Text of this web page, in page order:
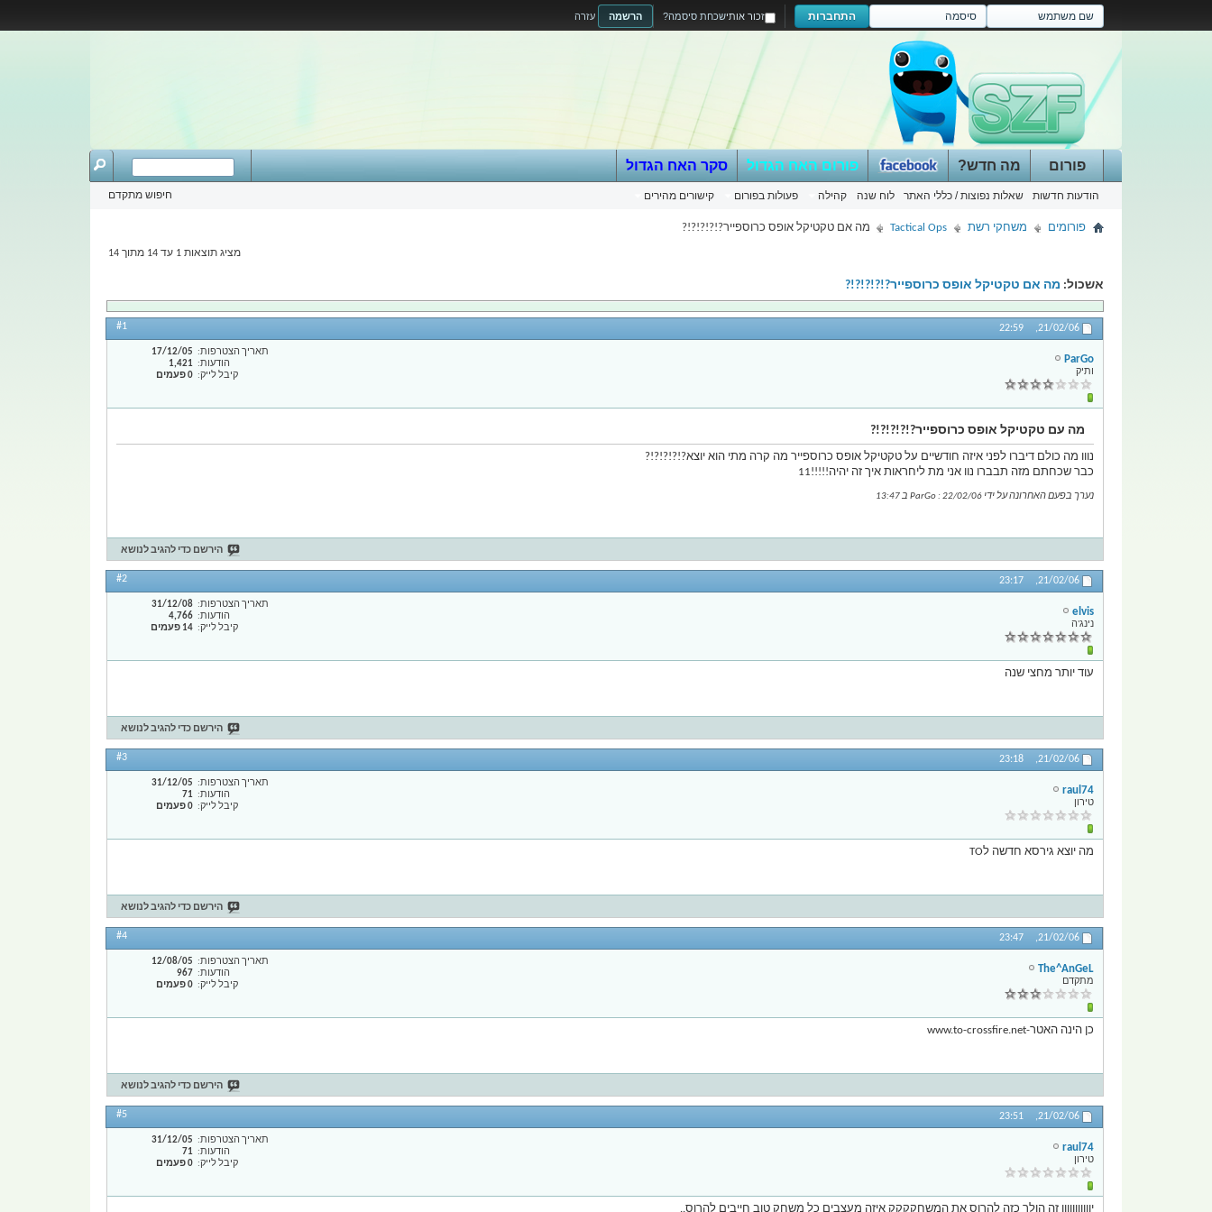
הרשמה עזרה התחברות זכור אותישכחת סיסמה?
פורום
הודעות חדשות שאלות נפוצות / כללי האתר לוח שנה קהילה פעולות בפורום קישורים מהירים
מה חדש? פורום האח הגדול סקר האח הגדול
חיפוש מתקדם
פורומים משחקי רשת Tactical Ops מה אם טקטיקל אופס כרוספייר?!?!?!?!?
מציג תוצאות 1 עד 14 מתוך 14
אשכול: מה אם טקטיקל אופס כרוספייר?!?!?!?!?
21/02/06,
22:59
#1
ParGo
ותיק
תאריך הצטרפות
17/12/05
הודעות
1,421
קיבל לייק
0 פעמים
מה עם טקטיקל אופס כרוספייר?!?!?!?!?
נווו מה כולם דיברו לפני איזה חודשיים על טקטיקל אופס כרוספייר מה קרה מתי הוא יוצא?!?!?!?!?
כבר שכחתם מזה תבברו נוו אני מת ליחראות איך זה יהיה!!!!!11
נערך בפעם האחרונה על ידי ParGo : 22/02/06 ב 13:47
הירשם כדי להגיב לנושא
21/02/06,
23:17
#2
elvis
נינג'ה
תאריך הצטרפות
31/12/08
הודעות
4,766
קיבל לייק
14 פעמים
עוד יותר מחצי שנה
הירשם כדי להגיב לנושא
21/02/06,
23:18
#3
raul74
טירון
תאריך הצטרפות
31/12/05
הודעות
71
קיבל לייק
0 פעמים
מה יוצא גירסא חדשה לTO
הירשם כדי להגיב לנושא
21/02/06,
23:47
#4
The^AnGeL
מתקדם
תאריך הצטרפות
12/08/05
הודעות
967
קיבל לייק
0 פעמים
כן הינה האטר-www.to-crossfire.net
הירשם כדי להגיב לנושא
21/02/06,
23:51
#5
raul74
טירון
תאריך הצטרפות
31/12/05
הודעות
71
קיבל לייק
0 פעמים
יווווווווווו זה הולך כזה להרוס את המשחקקקק איזה מעצבים כל משחק טוב חייבים להרוס..